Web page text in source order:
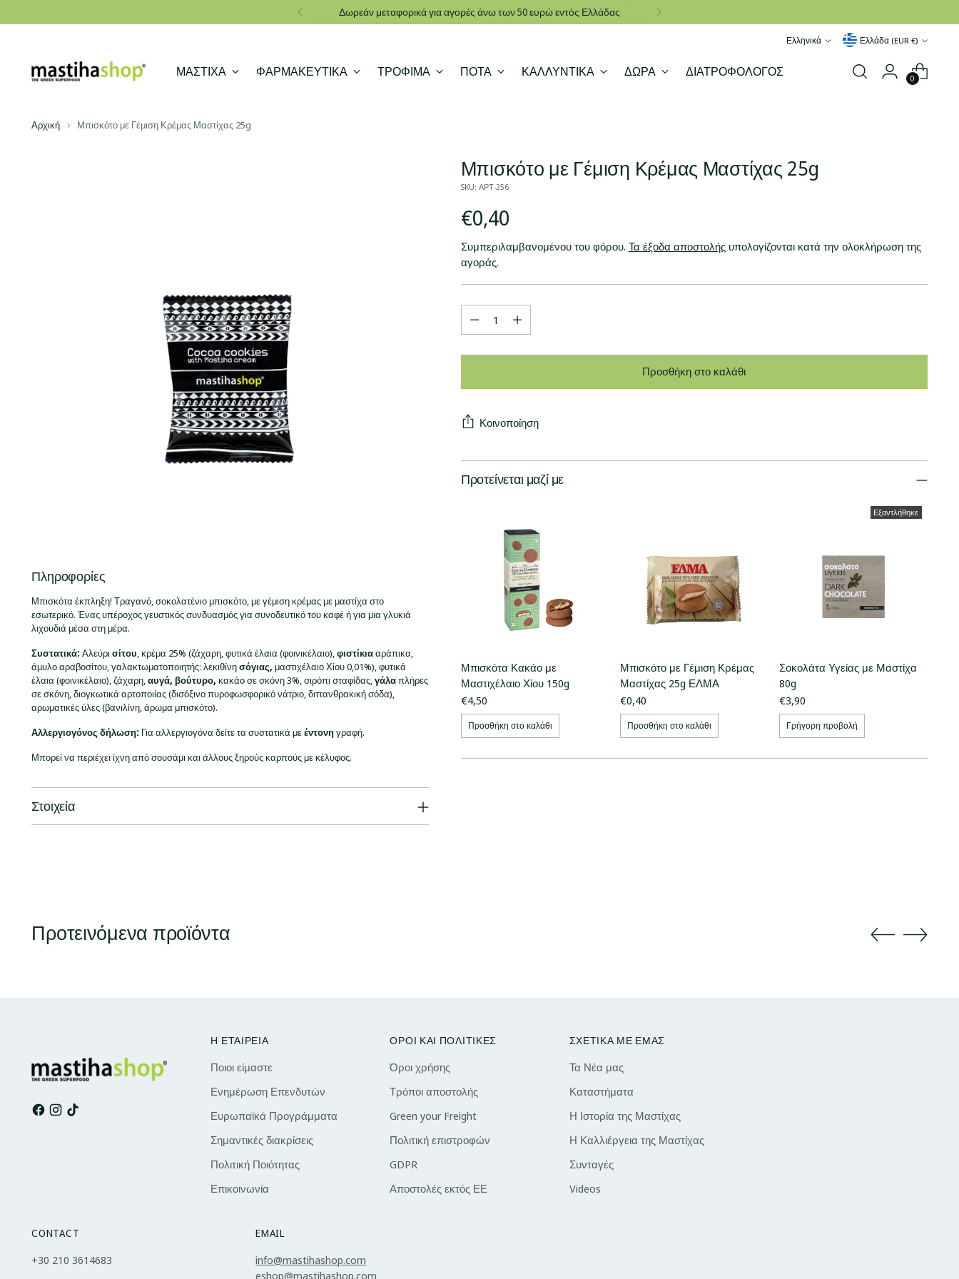
Δωρεάν μεταφορικά για αγορές άνω των 50 ευρώ εντός Ελλάδας
Γλώσσα
Ελληνικά Νόμισμα Ελλάδα (EUR €)
ΜΑΣΤΙΧΑ ΦΑΡΜΑΚΕΥΤΙΚΑ ΤΡΟΦΙΜΑ ΠΟΤΑ ΚΑΛΛΥΝΤΙΚΑ ΔΩΡΑ ΔΙΑΤΡΟΦΟΛΟΓΟΣ 0
Αρχική Μπισκότο με Γέμιση Κρέμας Μαστίχας 25g
Πληροφορίες
Μπισκότα έκπληξη! Τραγανό, σοκολατένιο μπισκότο, με γέμιση κρέμας με μαστίχα στο
εσωτερικό. Ένας υπέροχος γευστικός συνδυασμός για συνοδευτικό του καφέ ή για μια γλυκιά
λιχουδιά μέσα στη μέρα.
Συστατικά: Αλεύρισίτου, κρέμα 25% (ζάχαρη, φυτικά έλαια (φοινικέλαιο),φιστίκιααράπικα,
άμυλο αραβοσίτου, γαλακτωματοποιητής: λεκιθίνησόγιας, μαστιχέλαιο Χίου 0,01%), φυτικά
έλαια (φοινικέλαιο), ζάχαρη,αυγά, βούτυρο, κακάο σε σκόνη 3%, σιρόπι σταφίδας,γάλαπλήρες
σε σκόνη, διογκωτικά αρτοποιίας (δισόξινο πυροφωσφορικό νάτριο, διττανθρακική σόδα),
αρωματικές ύλες (βανιλίνη, άρωμα μπισκότο).
Αλλεργιογόνος δήλωση: Για αλλεργιογόνα δείτε τα συστατικά μεέντονηγραφή.
Μπορεί να περιέχει ίχνη από σουσάμι και άλλους ξηρούς καρπούς με κέλυφος.
Στοιχεία
Μπισκότο με Γέμιση Κρέμας Μαστίχας 25g
SKU: ΑΡΤ-256
Κανονική
τιμή
€0,40
Συμπεριλαμβανομένου του φόρου. Τα έξοδα αποστολήςυπολογίζονται κατά την ολοκλήρωση της
αγοράς.
Ποσότητα
Προσθήκη στο καλάθι
Κοινοποίηση
Προτείνεται μαζί με
Μπισκότα Κακάο με
Μαστιχέλαιο Χίου 150g
€4,50
Προσθήκη στο καλάθι
Μπισκότο με Γέμιση Κρέμας
Μαστίχας 25g ΕΛΜΑ
€0,40
Προσθήκη στο καλάθι
Εξαντλήθηκε
Σοκολάτα Υγείας με Μαστίχα
80g
€3,90
Γρήγορη προβολή
Προτεινόμενα προϊόντα
Η ΕΤΑΙΡΕΙΑ
Ποιοι είμαστε
Ενημέρωση Επενδυτών
Ευρωπαϊκά Προγράμματα
Σημαντικές διακρίσεις
Πολιτική Ποιότητας
Επικοινωνία
ΟΡΟΙ ΚΑΙ ΠΟΛΙΤΙΚΕΣ
Όροι χρήσης
Τρόποι αποστολής
Green your Freight
Πολιτική επιστροφών
GDPR
Αποστολές εκτός ΕΕ
ΣΧΕΤΙΚΑ ΜΕ ΕΜΑΣ
Τα Νέα μας
Καταστήματα
Η Ιστορία της Μαστίχας
Η Καλλιέργεια της Μαστίχας
Συνταγές
Videos
CONTACT
+30 210 3614683
EMAIL
info@mastihashop.com
eshop@mastihashop.com